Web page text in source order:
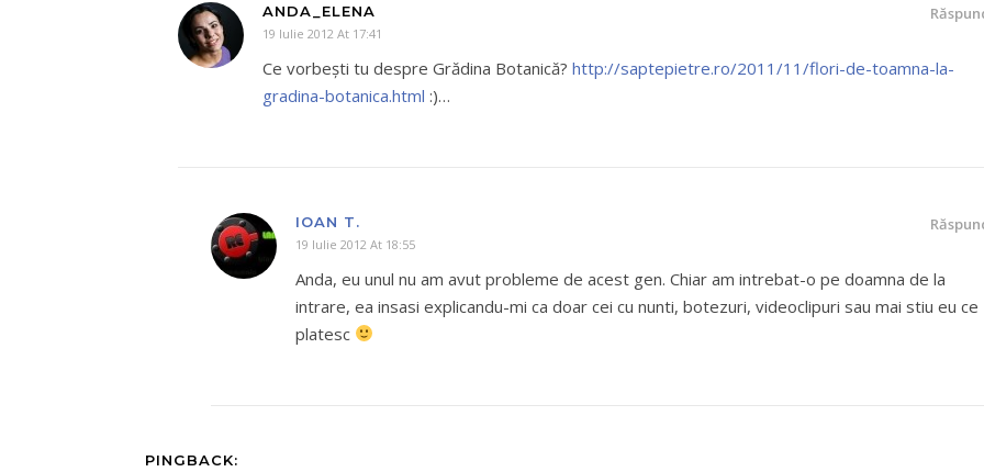
ANDA_ELENA
19 Iulie 2012 At 17:41
Ce vorbeşti tu despre Grădina Botanică? http://saptepietre.ro/2011/11/flori-de-toamna-la-
gradina-botanica.html :)…
IOAN T.
19 Iulie 2012 At 18:55
Anda, eu unul nu am avut probleme de acest gen. Chiar am intrebat-o pe doamna de la
intrare, ea insasi explicandu-mi ca doar cei cu nunti, botezuri, videoclipuri sau mai stiu eu ce
platesc
PINGBACK: